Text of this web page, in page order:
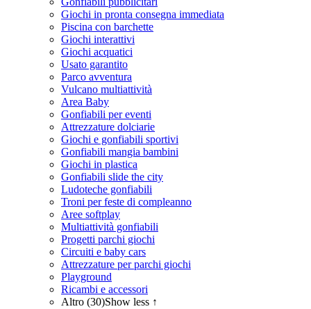
Giochi in pronta consegna immediata
Piscina con barchette
Giochi interattivi
Giochi acquatici
Usato garantito
Parco avventura
Vulcano multiattività
Area Baby
Gonfiabili per eventi
Attrezzature dolciarie
Giochi e gonfiabili sportivi
Gonfiabili mangia bambini
Giochi in plastica
Gonfiabili slide the city
Ludoteche gonfiabili
Troni per feste di compleanno
Aree softplay
Multiattività gonfiabili
Progetti parchi giochi
Circuiti e baby cars
Attrezzature per parchi giochi
Playground
Ricambi e accessori
Altro (30)Show less ↑